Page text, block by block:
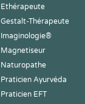
Ethérapeute
Gestalt-Thérapeute
Imaginologie®
Magnetiseur
Naturopathe
Praticien Ayurvéda
Praticien EFT